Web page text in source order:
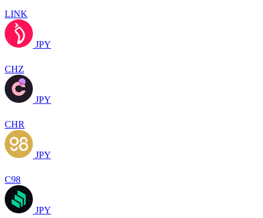
LINK
JPY
CHZ
JPY
CHR
JPY
C98
JPY